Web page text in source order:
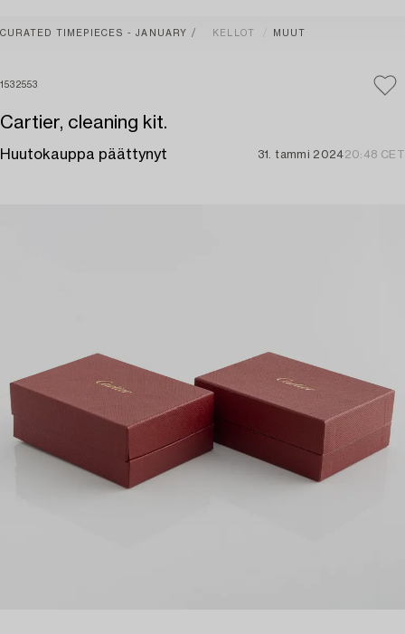
CURATED TIMEPIECES - JANUARY KELLOT MUUT
1532553
Cartier, cleaning kit.
Huutokauppa päättynyt 31. tammi 202420:48 CET